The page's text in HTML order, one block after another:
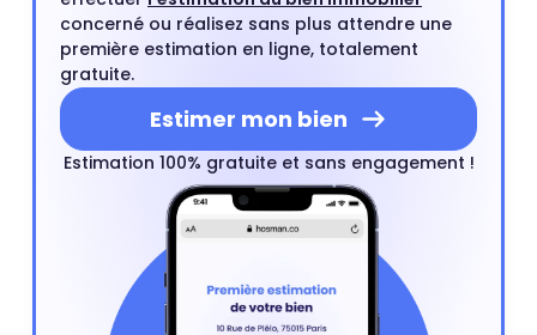
concerné ou réalisez sans plus attendre une
première estimation en ligne, totalement
gratuite.
Estimer mon bien
Estimation 100% gratuite et sans engagement !